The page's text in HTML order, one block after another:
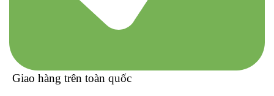
Giao hàng trên toàn quốc